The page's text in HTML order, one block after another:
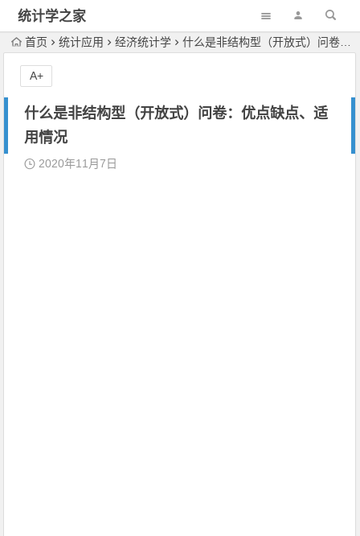
统计学之家
首页 统计应用 经济统计学 什么是非结构型（开放式）问卷：优点缺点、适用情况
什么是非结构型（开放式）问卷：优点缺点、适
用情况
2020年11月7日
A+